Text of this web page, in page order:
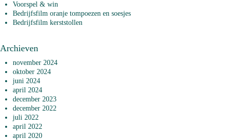
Voorspel & win
Bedrijfsfilm oranje tompoezen en soesjes
Bedrijfsfilm kerststollen
Archieven
november 2024
oktober 2024
juni 2024
april 2024
december 2023
december 2022
juli 2022
april 2022
april 2020